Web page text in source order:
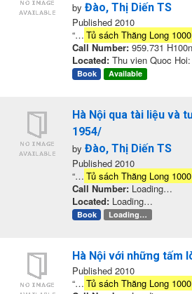
by Đào, Thị Diến TS
Published 2010
“… Tủ sách Thăng Long
Call Number: 959.731 H100n
Located: Thu vien Quoc
Book Available
Hà Nội qua tài liệu và
1954/
by Đào, Thị Diến TS
Published 2010
“… Tủ sách Thăng Long
Call Number: Loading…
Located: Loading…
Book Loading…
Hà Nội với những tấm
Published 2010
“… Tủ sách Thăng Long